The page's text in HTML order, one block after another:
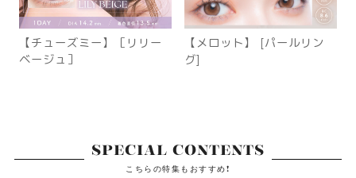
【チューズミー】［リリー
ベージュ］
【メロット】 [パールリン
グ]
SPECIAL CONTENTS
こちらの特集もおすすめ!